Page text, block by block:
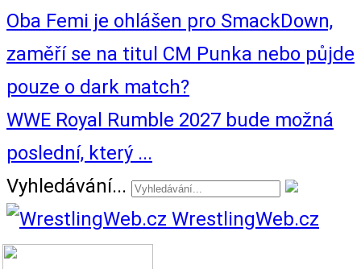
Oba Femi je ohlášen pro SmackDown,
zaměří se na titul CM Punka nebo půjde
pouze o dark match?
WWE Royal Rumble 2027 bude možná
poslední, který ...
Vyhledávání...
WrestlingWeb.cz